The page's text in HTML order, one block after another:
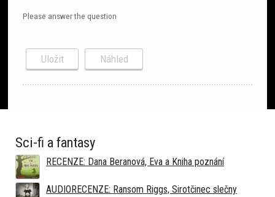
Please answer the question
Sci-fi a fantasy
RECENZE: Dana Beranová, Eva a Kniha poznání
AUDIORECENZE: Ransom Riggs, Sirotčinec slečny